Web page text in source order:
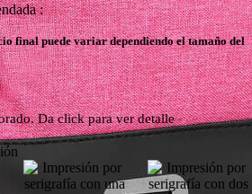
:
final puede variar dependiendo el tamaño del
Da click para ver detalle